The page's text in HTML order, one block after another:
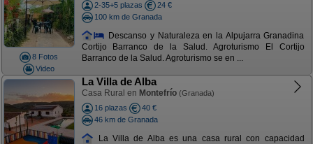
8 Fotos
Video
2-35+5 plazas
24 €
100 km de Granada
Descanso y Naturaleza en la Alpujarra Granadina
Cortijo Barranco de la Salud. Agroturismo El Cortijo
Barranco de la Salud. Agroturismo se en ...
La Villa de Alba
Casa Rural en Montefrío (Granada)
16 plazas
40 €
46 km de Granada
La Villa de Alba es una casa rural con capacidad